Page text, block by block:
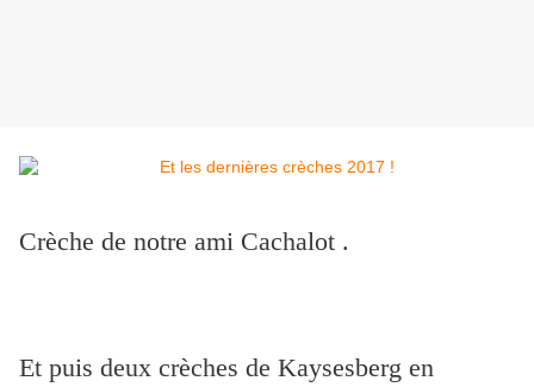
Crèche de notre ami Cachalot .
Et puis deux crèches de Kaysesberg en